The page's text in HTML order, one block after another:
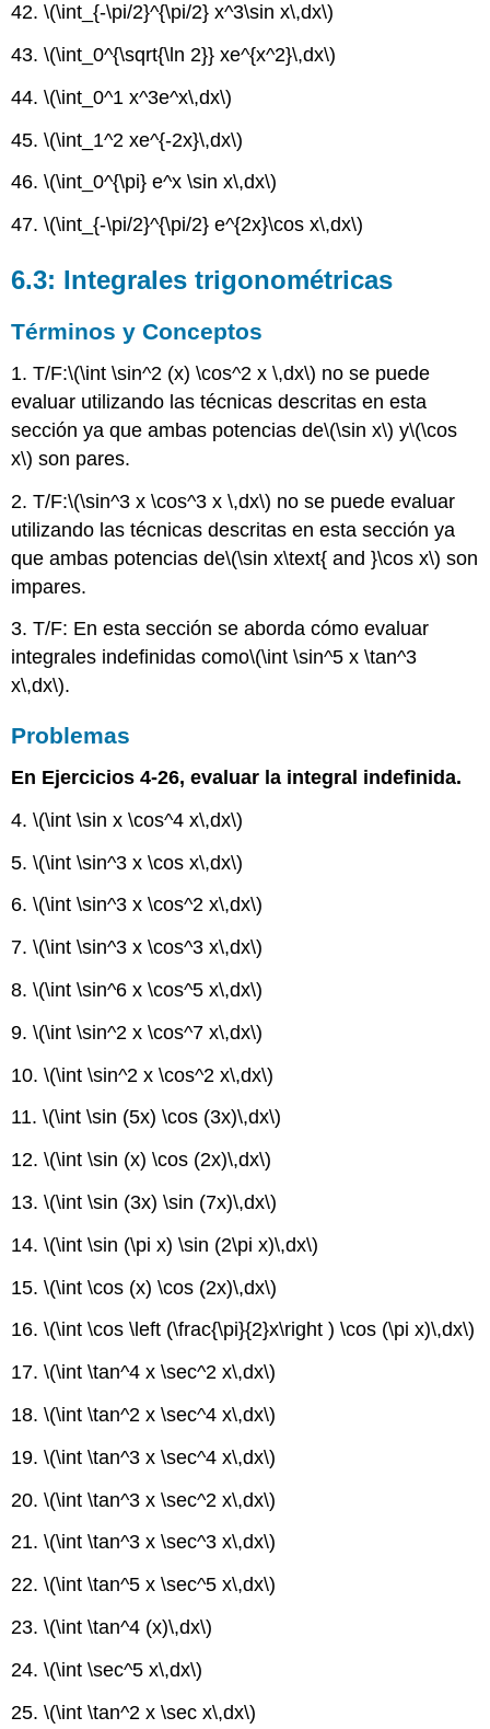
42.\(\int_{-\pi/2}^{\pi/2} x^3\sin x\,dx\)
43.\(\int_0^{\sqrt{\ln 2}} xe^{x^2}\,dx\)
44.\(\int_0^1 x^3e^x\,dx\)
45.\(\int_1^2 xe^{-2x}\,dx\)
46.\(\int_0^{\pi} e^x \sin x\,dx\)
47.\(\int_{-\pi/2}^{\pi/2} e^{2x}\cos x\,dx\)
6.3: Integrales trigonométricas
Términos y Conceptos
1. T/F:\(\int \sin^2 (x) \cos^2 x \,dx\) no se puede
evaluar utilizando las técnicas descritas en esta
sección ya que ambas potencias de\(\sin x\) y\(\cos
x\) son pares.
2. T/F:\(\sin^3 x \cos^3 x \,dx\) no se puede evaluar
utilizando las técnicas descritas en esta sección ya
que ambas potencias de\(\sin x\text{ and }\cos x\) son
impares.
3. T/F: En esta sección se aborda cómo evaluar
integrales indefinidas como\(\int \sin^5 x \tan^3
x\,dx\).
Problemas
En Ejercicios 4-26, evaluar la integral indefinida.
4.\(\int \sin x \cos^4 x\,dx\)
5.\(\int \sin^3 x \cos x\,dx\)
6.\(\int \sin^3 x \cos^2 x\,dx\)
7.\(\int \sin^3 x \cos^3 x\,dx\)
8.\(\int \sin^6 x \cos^5 x\,dx\)
9.\(\int \sin^2 x \cos^7 x\,dx\)
10.\(\int \sin^2 x \cos^2 x\,dx\)
11.\(\int \sin (5x) \cos (3x)\,dx\)
12.\(\int \sin (x) \cos (2x)\,dx\)
13.\(\int \sin (3x) \sin (7x)\,dx\)
14.\(\int \sin (\pi x) \sin (2\pi x)\,dx\)
15.\(\int \cos (x) \cos (2x)\,dx\)
16.\(\int \cos \left (\frac{\pi}{2}x\right ) \cos (\pi x)\,dx\)
17.\(\int \tan^4 x \sec^2 x\,dx\)
18.\(\int \tan^2 x \sec^4 x\,dx\)
19.\(\int \tan^3 x \sec^4 x\,dx\)
20.\(\int \tan^3 x \sec^2 x\,dx\)
21.\(\int \tan^3 x \sec^3 x\,dx\)
22.\(\int \tan^5 x \sec^5 x\,dx\)
23.\(\int \tan^4 (x)\,dx\)
24.\(\int \sec^5 x\,dx\)
25.\(\int \tan^2 x \sec x\,dx\)